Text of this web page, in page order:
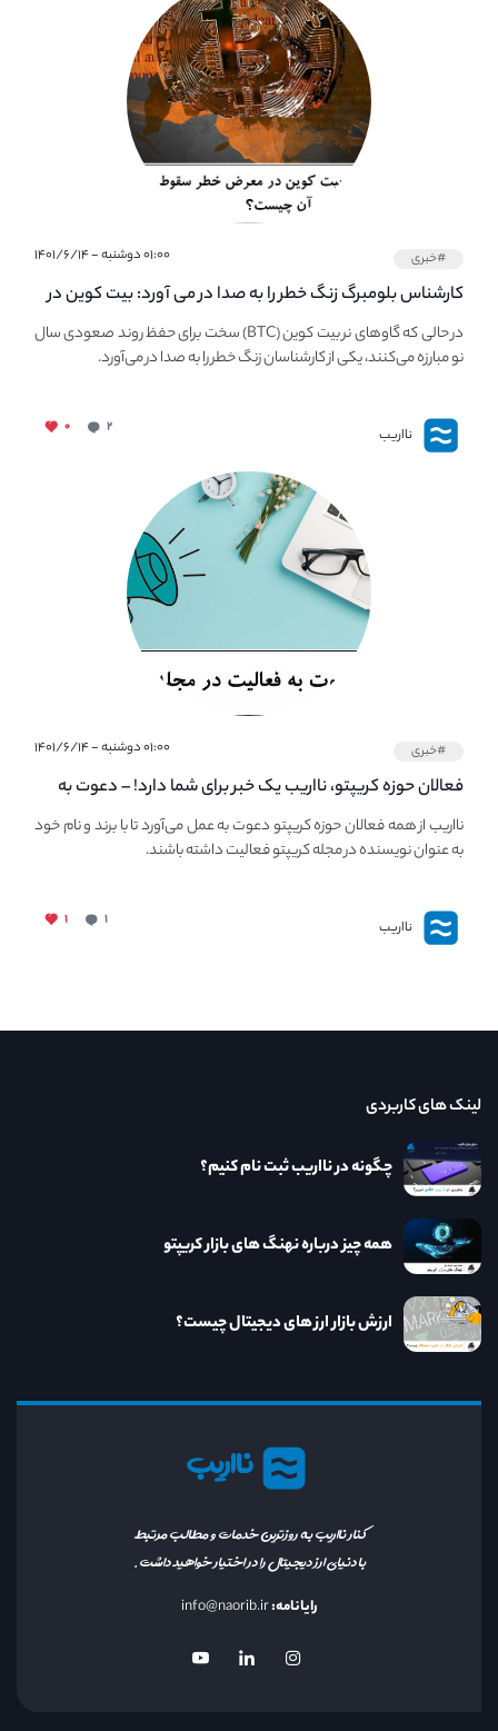
#خبری ۰۱:۰۰ دوشنبه - ۱۴۰۱/۶/۱۴
کارشناس بلومبرگ زنگ خطر را به صدا در می آورد: بیت کوین در
معرض خطر سقوط بزرگ است - دلیل آن چیست؟در حالی که گاوهای نر بیت کوین (BTC) سخت برای حفظ روند صعودی سال
نو مبارزه می‌کنند، یکی از کارشناسان زنگ خطر را به صدا در می‌آورد.
نااریب ۲ ۰
#خبری ۰۱:۰۰ دوشنبه - ۱۴۰۱/۶/۱۴
فعالان حوزه کریپتو، نااریب یک خبر برای شما دارد! – دعوت به
فعالیت در مجله کریپتو
نااریب از همه فعالان حوزه کریپتو دعوت به عمل می‌آورد تا با برند و نام خود
به عنوان نویسنده در مجله کریپتو فعالیت داشته باشند.
نااریب ۱ ۱
نااریب
کنار نااریب به روزترین خدمات و مطالب مرتبط
با دنیای ارز دیجیتال را در اختیار خواهید داشت.
رایانامه:info@naorib.ir
لینک های کاربردی
چگونه در نااریب ثبت نام کنیم؟
همه چیز درباره نهنگ های بازار کریپتو
ارزش بازار ارز های دیجیتال چیست؟